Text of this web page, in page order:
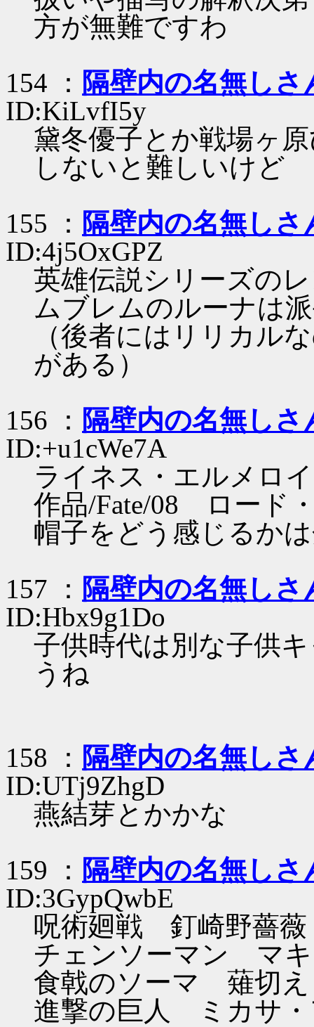
方が無難ですわ
154 ： 隔壁内の名無しさ
ID:KiLvfI5y
黛冬優子とか戦場ヶ
しないと難しいけど
155 ： 隔壁内の名無しさ
ID:4j5OxGPZ
英雄伝説シリーズの
ムブレムのルーナは
（後者にはリリカル
がある）
156 ： 隔壁内の名無しさ
ID:+u1cWe7A
ライネス・エルメロ
作品/Fate/08 ロード
帽子をどう感じるか
157 ： 隔壁内の名無しさ
ID:Hbx9g1Do
子供時代は別な子供
うね
158 ： 隔壁内の名無しさ
ID:UTj9ZhgD
燕結芽とかかな
159 ： 隔壁内の名無しさ
ID:3GypQwbE
呪術廻戦 釘崎野薔薇
チェンソーマン マ
食戟のソーマ 薙切え
進撃の巨人 ミカサ・